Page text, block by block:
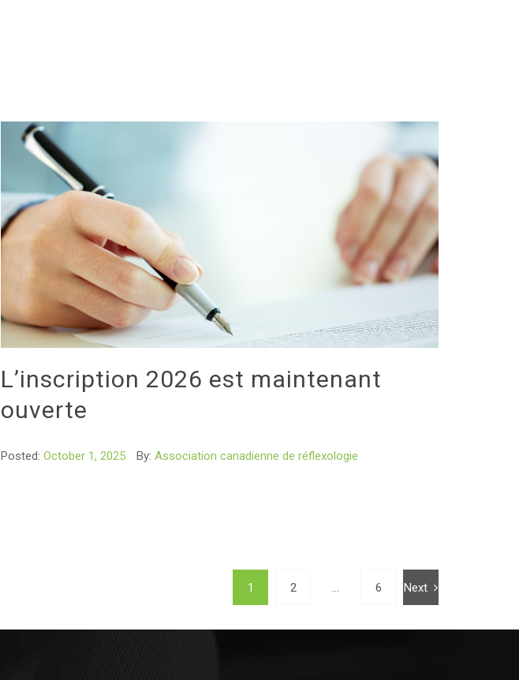
L’inscription 2026 est maintenant
ouverte
Posted: October 1, 2025 By: Association canadienne de réflexologie
1 2 … 6 Next